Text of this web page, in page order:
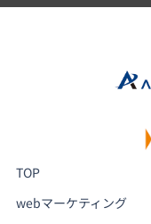
TOP
webマーケティング